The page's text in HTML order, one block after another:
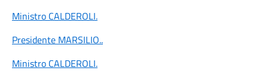
Ministro CALDEROLI.
Presidente MARSILIO..
Ministro CALDEROLI.